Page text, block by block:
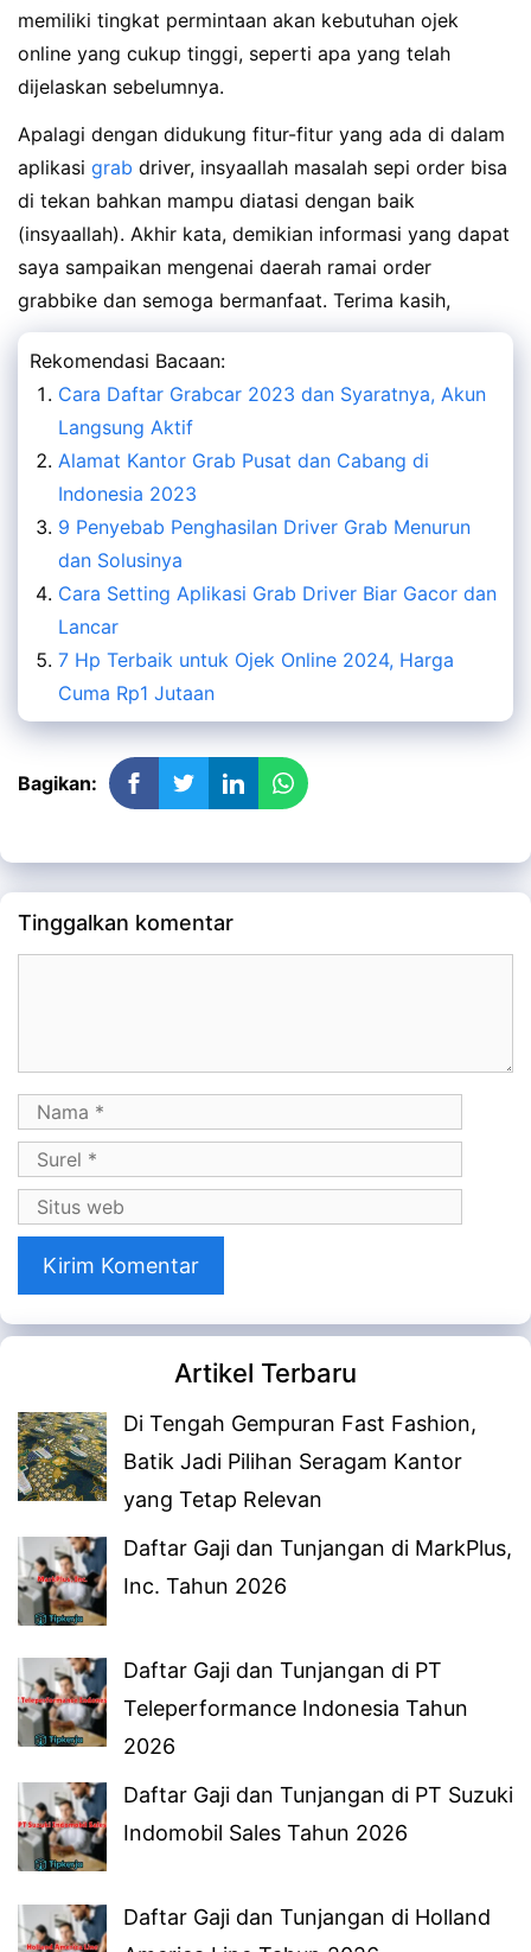
memiliki tingkat permintaan akan kebutuhan ojek
online yang cukup tinggi, seperti apa yang telah
dijelaskan sebelumnya.
Apalagi dengan didukung fitur-fitur yang ada di dalam
aplikasi grab driver, insyaallah masalah sepi order bisa
di tekan bahkan mampu diatasi dengan baik
(insyaallah). Akhir kata, demikian informasi yang dapat
saya sampaikan mengenai daerah ramai order
grabbike dan semoga bermanfaat. Terima kasih,
Rekomendasi Bacaan:
Cara Daftar Grabcar 2023 dan Syaratnya, Akun
Langsung Aktif
Alamat Kantor Grab Pusat dan Cabang di
Indonesia 2023
9 Penyebab Penghasilan Driver Grab Menurun
dan Solusinya
Cara Setting Aplikasi Grab Driver Biar Gacor dan
Lancar
7 Hp Terbaik untuk Ojek Online 2024, Harga
Cuma Rp1 Jutaan
Bagikan:
Tinggalkan komentar
Nama
Surel
Situs
web
Artikel Terbaru
Di Tengah Gempuran Fast Fashion,
Batik Jadi Pilihan Seragam Kantor
yang Tetap Relevan
Daftar Gaji dan Tunjangan di MarkPlus,
Inc. Tahun 2026
Daftar Gaji dan Tunjangan di PT
Teleperformance Indonesia Tahun
2026
Daftar Gaji dan Tunjangan di PT Suzuki
Indomobil Sales Tahun 2026
Daftar Gaji dan Tunjangan di Holland